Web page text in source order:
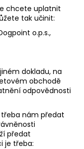
chcete uplatnit
tak učinit:
o.p.s.,
dokladu, na
obchodě
odpovědnosti
třeba nám předat
předat
je třeba: